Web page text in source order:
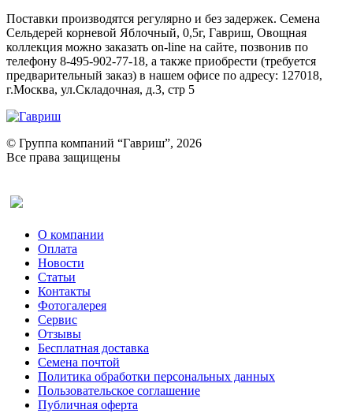
Поставки производятся регулярно и без задержек. Семена
Сельдерей корневой Яблочный, 0,5г, Гавриш, Овощная
коллекция можно заказать on-line на сайте, позвонив по
телефону 8-495-902-77-18, а также приобрести (требуется
предварительный заказ) в нашем офисе по адресу: 127018,
г.Москва, ул.Складочная, д.3, стр 5
© Группа компаний “Гавриш”, 2026
Все права защищены
О компании
Оплата
Новости
Статьи
Контакты
Фотогалерея​
Сервис
Отзывы
Бесплатная доставка
Семена почтой
Политика обработки персональных данных
Пользовательское соглашение
Публичная оферта